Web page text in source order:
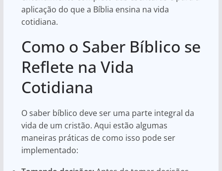
aplicação do que a Bíblia ensina na vida
cotidiana.
Como o Saber Bíblico se
Reflete na Vida
Cotidiana
O saber bíblico deve ser uma parte integral da
vida de um cristão. Aqui estão algumas
maneiras práticas de como isso pode ser
implementado: